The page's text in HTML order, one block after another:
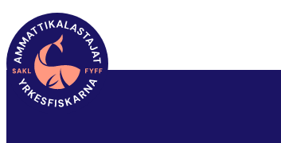
FYFF ARTIKLAR